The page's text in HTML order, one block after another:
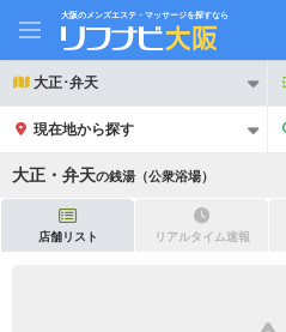
大阪のメンズエステ・マッサージを探すなら
大正･弁天
現在地から探す
大正・弁天の銭湯（公衆浴場）
店舗リスト リアルタイム速報